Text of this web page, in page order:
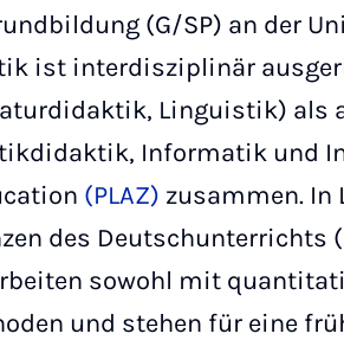
(G/SP) an der
ist interdisziplinär
Linguistik) als
Informatik und
(PLAZ) zusammen. In
des Deutschunterrichts
sowohl mit
und stehen für eine